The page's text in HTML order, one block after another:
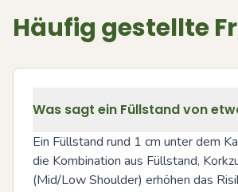
Häufig gestellte
Was sagt ein Füllstand von
Ein Füllstand rund 1 cm unter dem
die Kombination aus Füllstand,
(Mid/Low Shoulder) erhöhen das